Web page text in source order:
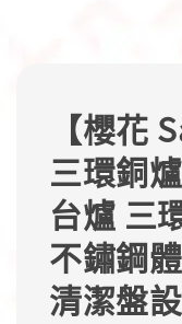
【櫻花
三環銅
台爐 三
不鏽鋼
清潔盤